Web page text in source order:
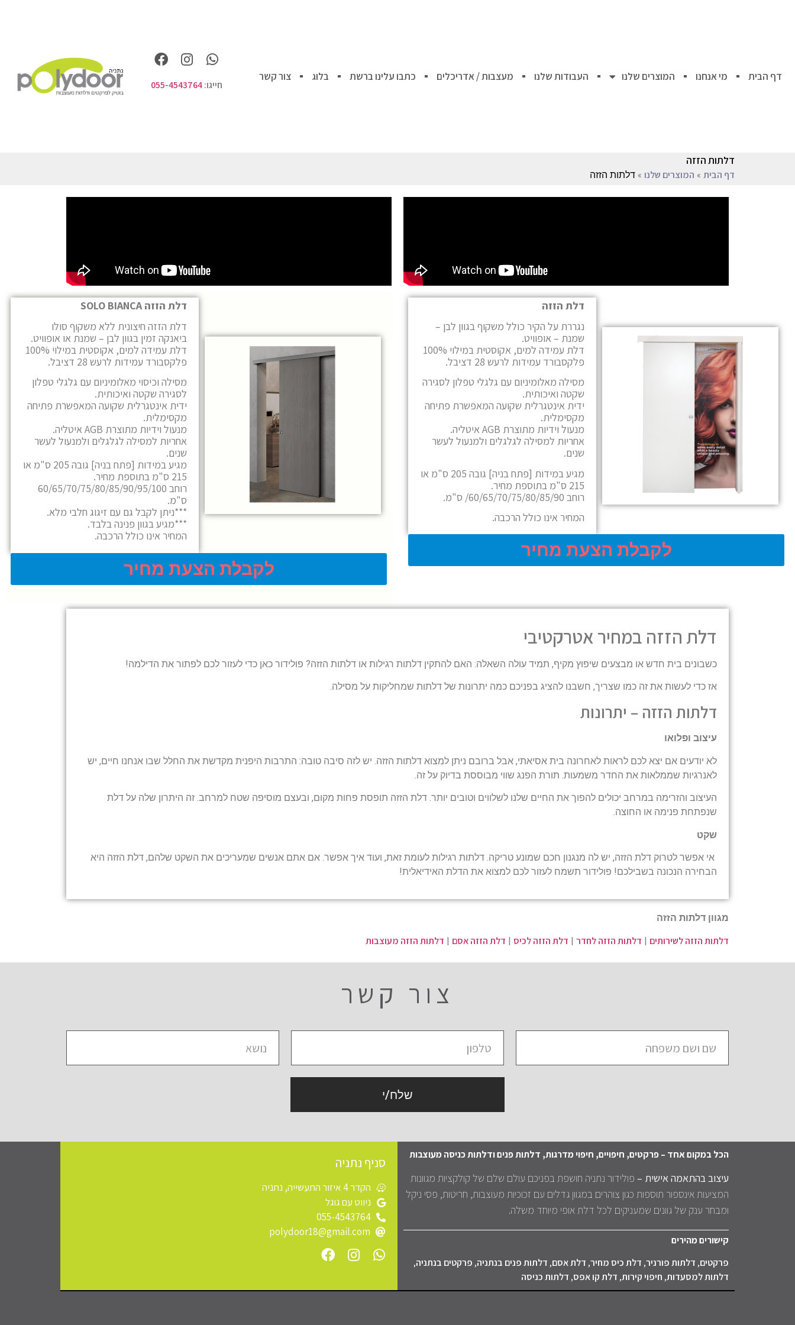
דף הבית מי אנחנו המוצרים שלנו העבודות שלנו מעצבות / אדריכלים כתבו עלינו ברשת בלוג צור קשר
חייגו:055-4543764
דלתות הזזה
דף הבית » המוצרים שלנו » דלתות הזזה
דלת הזזה
נגררת על הקיר כולל משקוף בגוון לבן –
שמנת – אופוויט.
דלת עמידה למים, אקוסטית במילוי 100%
פלקסבורד עמידות לרעש 28 דציבל.
מסילה מאלומיניום עם גלגלי טפלון לסגירה
שקטה ואיכותית.
ידית אינטגרלית שקועה המאפשרת פתיחה
מקסימלית.
מנעול וידיות מתוצרת AGB איטליה.
אחריות למסילה לגלגלים ולמנעול לעשר
שנים.
מגיע במידות [פתח בניה] גובה 205 ס"מ או
215 ס"מ בתוספת מחיר.
רוחב 60/65/70/75/80/85/90/ ס"מ.
המחיר אינו כולל הרכבה.
לקבלת הצעת מחיר
דלת הזזה SOLO BIANCA
דלת הזזה חיצונית ללא משקוף סולו
ביאנקה זמין בגוון לבן – שמנת או אופוויט.
דלת עמידה למים, אקוסטית במילוי 100%
פלקסבורד עמידות לרעש 28 דציבל.
מסילה וכיסוי מאלומיניום עם גלגלי טפלון
לסגירה שקטה ואיכותית.
ידית אינטגרלית שקועה המאפשרת פתיחה
מקסימלית.
מנעול וידיות מתוצרת AGB איטליה.
אחריות למסילה לגלגלים ולמנעול לעשר
שנים.
מגיע במידות [פתח בניה] גובה 205 ס"מ או
215 ס"מ בתוספת מחיר.
רוחב 60/65/70/75/80/85/90/95/100
ס"מ.
***ניתן לקבל גם עם זיגוג חלבי מלא.
***מגיע בגוון פנינה בלבד.
המחיר אינו כולל הרכבה.
לקבלת הצעת מחיר
דלת הזזה במחיר אטרקטיבי
כשבונים בית חדש או מבצעים שיפוץ מקיף, תמיד עולה השאלה: האם להתקין דלתות רגילות או דלתות הזזה? פולידור כאן כדי לעזור לכם לפתור את הדילמה!
אז כדי לעשות את זה כמו שצריך, חשבנו להציג בפניכם כמה יתרונות של דלתות שמחליקות על מסילה.
דלתות הזזה – יתרונות
עיצוב ופלואו
לא יודעים אם יצא לכם לראות לאחרונה בית אסיאתי, אבל ברובם ניתן למצוא דלתות הזזה. יש לזה סיבה טובה: התרבות היפנית מקדשת את החלל שבו אנחנו חיים, יש
לאנרגיות שממלאות את החדר משמעות. תורת הפנג שווי מבוססת בדיוק על זה.
העיצוב והזרימה במרחב יכולים להפוך את החיים שלנו לשלווים וטובים יותר. דלת הזזה תופסת פחות מקום, ובעצם מוסיפה שטח למרחב. זה היתרון שלה על דלת
שנפתחת פנימה או החוצה.
שקט
אי אפשר לטרוק דלת הזזה, יש לה מנגנון חכם שמונע טריקה. דלתות רגילות לעומת זאת, ועוד איך אפשר. אם אתם אנשים שמעריכים את השקט שלהם, דלת הזזה היא
הבחירה הנכונה בשבילכם! פולידור תשמח לעזור לכם למצוא את הדלת האידיאלית!
מגוון דלתות הזזה
דלתות הזזה לשירותים | דלתות הזזה לחדר | דלת הזזה לכיס | דלת הזזה אסם | דלתות הזזה מעוצבות
צור קשר
שלח/י
הכל במקום אחד – פרקטים, חיפויים, חיפוי מדרגות, דלתות פנים ודלתות כניסה מעוצבות
עיצוב בהתאמה אישית – פולידור נתניה חושפת בפניכם עולם שלם של קולקציות מגוונות
המציעות אינספור תוספות כגון צוהרים במגוון גדלים עם זכוכיות מעוצבות, חריטות, פסי ניקל
ומבחר ענק של גוונים שמעניקים לכל דלת אופי מיוחד משלה.
קישורים מהירים
פרקטים, דלתות פורניר, דלת כיס מחיר, דלת אסם, דלתות פנים בנתניה, פרקטים בנתניה,
דלתות למסעדות, חיפוי קירות, דלת קו אפס, דלתות כניסה
סניף נתניה
הקדר 4 איזור התעשייה, נתניה
ניווט עם גוגל
055-4543764
polydoor18@gmail.com